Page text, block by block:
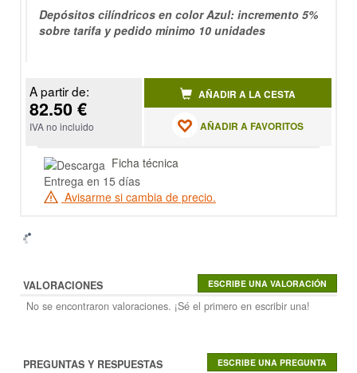
Depósitos cilíndricos en color Azul: incremento 5%
sobre tarifa y pedido minimo 10 unidades
A partir de:
82.50 €
IVA no incluido
AÑADIR A LA CESTA
AÑADIR A FAVORITOS
Ficha técnica
Entrega en 15 días
Avisarme si cambia de precio.
VALORACIONES
No se encontraron valoraciones. ¡Sé el primero en escribir una!
PREGUNTAS Y RESPUESTAS